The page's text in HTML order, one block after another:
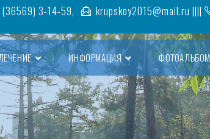
(36569) 3-14-59, krupskoy2015@mail.ru ||||
ИНФОРМАЦИЯ ФОТОАЛЬБОМ